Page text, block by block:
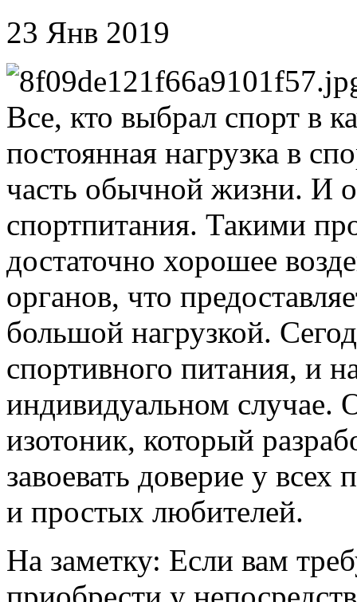
23 Янв 2019
Все, кто выбрал спорт в
постоянная нагрузка в
часть обычной жизни. И
спортпитания. Такими
достаточно хорошее
органов, что
большой нагрузкой.
спортивного питания, и
индивидуальном случае.
изотоник, который
завоевать доверие у
и простых любителей.
На заметку: Если вам